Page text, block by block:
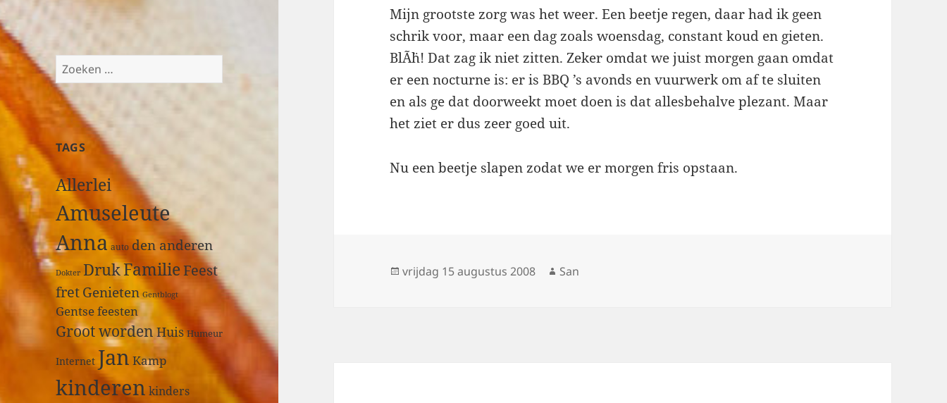
Z
o
e
k
n
n
a
a
r
TAGS
Allerlei
Amuseleute
Anna auto den anderen
Dokter DrukFamilieFeest
fretGenieten Gentblogt
Gentse feesten
Groot wordenHuis Humeur
Internet Jan Kamp
kinderen kinders
Mijn grootste zorg was het weer. Een beetje regen, daar had ik geen
schrik voor, maar een dag zoals woensdag, constant koud en gieten.
BlÃ¨h! Dat zag ik niet zitten. Zeker omdat we juist morgen gaan omdat
er een nocturne is: er is BBQ ’s avonds en vuurwerk om af te sluiten
en als ge dat doorweekt moet doen is dat allesbehalve plezant. Maar
het ziet er dus zeer goed uit.
Nu een beetje slapen zodat we er morgen fris opstaan.
Geplaatst
vrijdag 15 augustus 2008 Auteur
San